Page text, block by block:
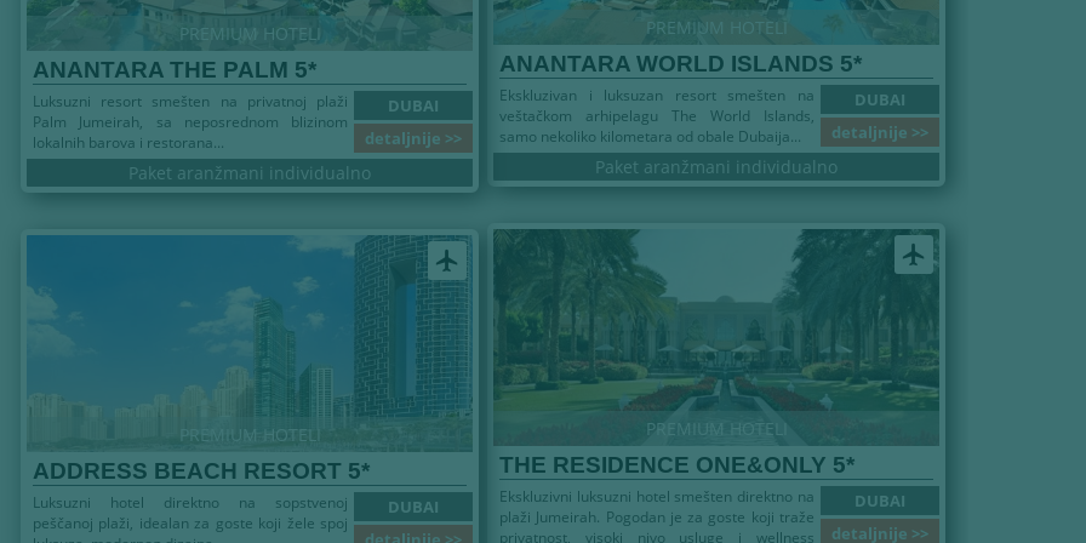
PREMIUM HOTELI
ANANTARA WORLD ISLANDS 5*
DUBAI
detaljnije >>
Ekskluzivan i luksuzan resort smešten na
veštačkom arhipelagu The World Islands,
samo nekoliko kilometara od obale Dubaija...
Paket aranžmani individualno
PREMIUM HOTELI
ANANTARA THE PALM 5*
DUBAI
detaljnije >>
Luksuzni resort smešten na privatnoj plaži
Palm Jumeirah, sa neposrednom blizinom
lokalnih barova i restorana...
Paket aranžmani individualno
airplanemode_active
PREMIUM HOTELI
THE RESIDENCE ONE&ONLY 5*
DUBAI
detaljnije >>
Ekskluzivni luksuzni hotel smešten direktno na
plaži Jumeirah. Pogodan je za goste koji traže
privatnost, visoki nivo usluge i wellness
airplanemode_active
PREMIUM HOTELI
ADDRESS BEACH RESORT 5*
DUBAI
Luksuzni hotel direktno na sopstvenoj
peščanoj plaži, idealan za goste koji žele spoj